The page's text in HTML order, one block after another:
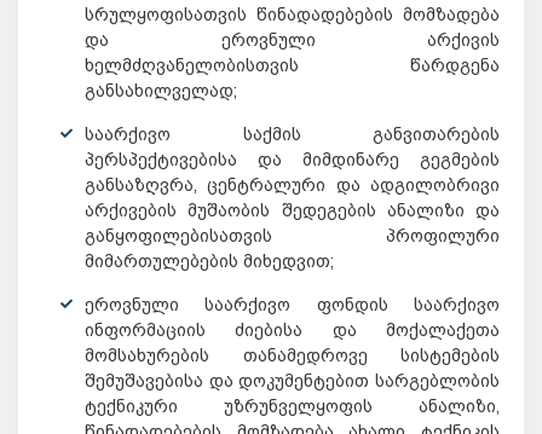
სრულყოფისათვის წინადადებების მომზადება
და ეროვნული არქივის
ხელმძღვანელობისთვის წარდგენა
განსახილველად;
საარქივო საქმის განვითარების
პერსპექტივებისა და მიმდინარე გეგმების
განსაზღვრა, ცენტრალური და ადგილობრივი
არქივების მუშაობის შედეგების ანალიზი და
განყოფილებისათვის პროფილური
მიმართულებების მიხედვით;
ეროვნული საარქივო ფონდის საარქივო
ინფორმაციის ძიებისა და მოქალაქეთა
მომსახურების თანამედროვე სისტემების
შემუშავებისა და დოკუმენტებით სარგებლობის
ტექნიკური უზრუნველყოფის ანალიზი,